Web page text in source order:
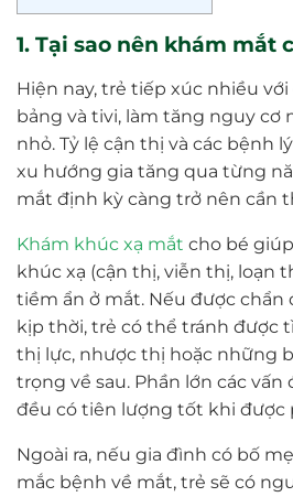
1. Tại sao nên khám mắt
Hiện nay, trẻ tiếp xúc nhiều
bảng và tivi, làm tăng nguy cơ
nhỏ. Tỷ lệ cận thị và các bệnh
xu hướng gia tăng qua từng
mắt định kỳ càng trở nên cần
Khám khúc xạ mắt cho bé
khúc xạ (cận thị, viễn thị, loạn
tiềm ẩn ở mắt. Nếu được chẩn
kịp thời, trẻ có thể tránh được
thị lực, nhược thị hoặc những
trọng về sau. Phần lớn các
đều có tiên lượng tốt khi được
Ngoài ra, nếu gia đình có bố
mắc bệnh về mắt, trẻ sẽ có